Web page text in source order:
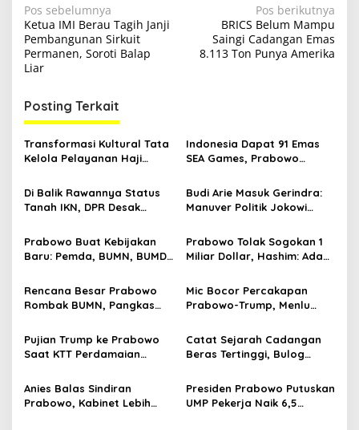
N
a
v
g
a
s
p
o
s
Pos sebelumnya
Ketua IMI Berau Tagih Janji
Pembangunan Sirkuit
Permanen, Soroti Balap
Liar
Pos berikutnya
BRICS Belum Mampu
Saingi Cadangan Emas
8.113 Ton Punya Amerika
Posting Terkait
Transformasi Kultural Tata
Kelola Pelayanan Haji
Indonesia Dapat 91 Emas
SEA Games, Prabowo
Mikir Bonus
Di Balik Rawannya Status
Tanah IKN, DPR Desak
Budi Arie Masuk Gerindra:
Manuver Politik Jokowi
Prabowo
Prabowo Buat Kebijakan
Baru: Pemda, BUMN, BUMD
Pusat
Prabowo Tolak Sogokan 1
Miliar Dollar, Hashim: Ada
Presiden
Rencana Besar Prabowo
Rombak BUMN, Pangkas
Negara
Mic Bocor Percakapan
Prabowo-Trump, Menlu
Lah Ya
Pujian Trump ke Prabowo
Saat KTT Perdamaian
yang Bocor
Catat Sejarah Cadangan
Beras Tertinggi, Bulog
Era Prabowo
Anies Balas Sindiran
Prabowo, Kabinet Lebih
Presiden Prabowo Putuskan
UMP Pekerja Naik 6,5